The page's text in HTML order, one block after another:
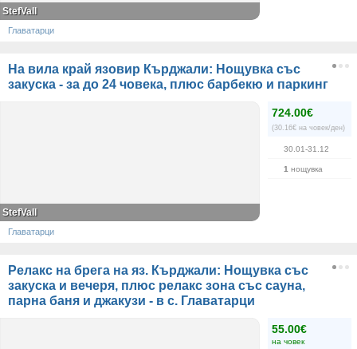
StefVall
Главатарци
На вила край язовир Кърджали: Нощувка със
закуска - за до 24 човека, плюс барбекю и паркинг
724.00€
(30.16€ на човек/ден)
30.01-31.12
1 нощувка
StefVall
Главатарци
Релакс на брега на яз. Кърджали: Нощувка със
закуска и вечеря, плюс релакс зона със сауна,
парна баня и джакузи - в с. Главатарци
55.00€
на човек